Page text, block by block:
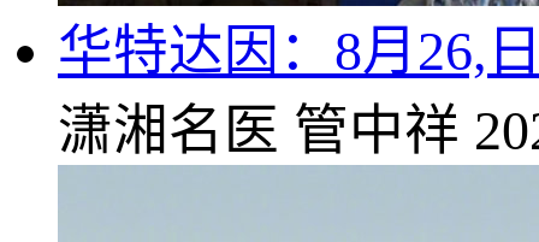
华特达因：8月26,
潇湘名医 管中祥